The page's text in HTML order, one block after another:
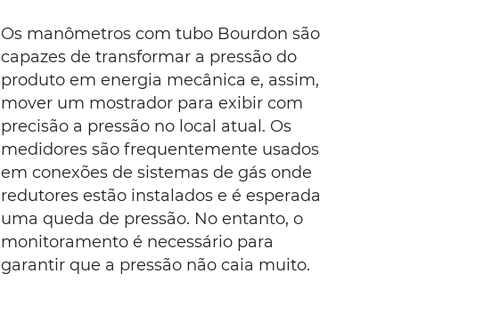
Os manômetros com tubo Bourdon são
capazes de transformar a pressão do
produto em energia mecânica e, assim,
mover um mostrador para exibir com
precisão a pressão no local atual. Os
medidores são frequentemente usados
em conexões de sistemas de gás onde
redutores estão instalados e é esperada
uma queda de pressão. No entanto, o
monitoramento é necessário para
garantir que a pressão não caia muito.